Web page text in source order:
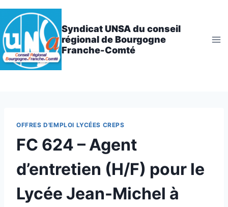
Aller
au
contenu
Syndicat UNSA du conseil
régional de Bourgogne
Franche-Comté
OFFRES D'EMPLOI LYCÉES CREPS
FC 624 – Agent
d’entretien (H/F) pour le
Lycée Jean-Michel à